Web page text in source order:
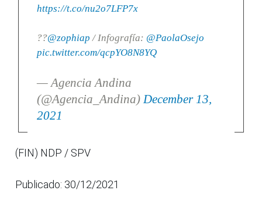
https://t.co/nu2o7LFP7x
??@zophiap / Infografía: @PaolaOsejo
pic.twitter.com/qcpYO8N8YQ
— Agencia Andina
(@Agencia_Andina) December 13,
2021
(FIN) NDP / SPV
Publicado: 30/12/2021